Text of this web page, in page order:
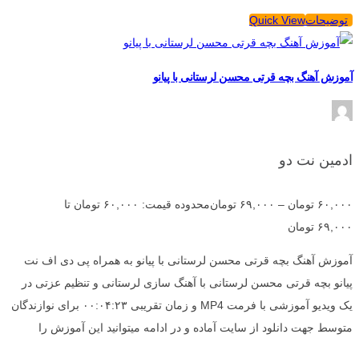
توضیحاتQuick View
آموزش آهنگ بچه قرتی محسن لرستانی با پیانو
ادمین نت دو
۶۰,۰۰۰ تومان – ۶۹,۰۰۰ تومان
محدوده قیمت: ۶۰,۰۰۰ تومان تا
۶۹,۰۰۰ تومان
آموزش آهنگ بچه قرتی محسن لرستانی با پیانو به همراه پی دی اف نت
پیانو بچه قرتی محسن لرستانی با آهنگ سازی لرستانی و تنظیم عزتی در
یک ویدیو آموزشی با فرمت MP4 و زمان تقریبی ۰۰:۰۴:۲۳ برای نوازندگان
متوسط جهت دانلود از سایت آماده و در ادامه میتوانید این آموزش را